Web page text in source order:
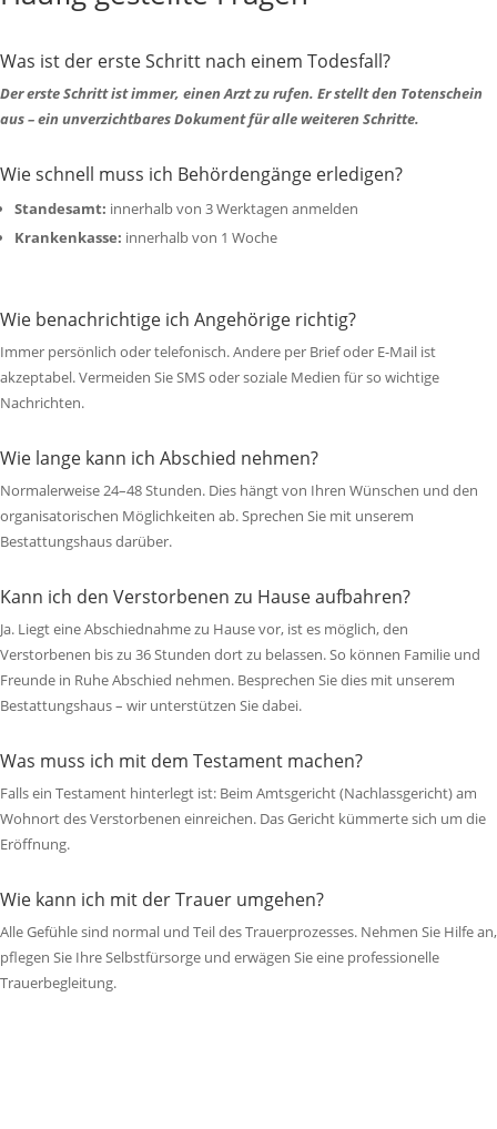
Was ist der erste Schritt nach einem Todesfall?
Der erste Schritt ist immer, einen Arzt zu rufen. Er stellt den Totenschein
aus – ein unverzichtbares Dokument für alle weiteren Schritte.
Wie schnell muss ich Behördengänge erledigen?
Standesamt: innerhalb von 3 Werktagen anmelden
Krankenkasse: innerhalb von 1 Woche
Wie benachrichtige ich Angehörige richtig?
Immer persönlich oder telefonisch. Andere per Brief oder E-Mail ist
akzeptabel. Vermeiden Sie SMS oder soziale Medien für so wichtige
Nachrichten.
Wie lange kann ich Abschied nehmen?
Normalerweise 24–48 Stunden. Dies hängt von Ihren Wünschen und den
organisatorischen Möglichkeiten ab. Sprechen Sie mit unserem
Bestattungshaus darüber.
Kann ich den Verstorbenen zu Hause aufbahren?
Ja. Liegt eine Abschiednahme zu Hause vor, ist es möglich, den
Verstorbenen bis zu 36 Stunden dort zu belassen. So können Familie und
Freunde in Ruhe Abschied nehmen. Besprechen Sie dies mit unserem
Bestattungshaus – wir unterstützen Sie dabei.
Was muss ich mit dem Testament machen?
Falls ein Testament hinterlegt ist: Beim Amtsgericht (Nachlassgericht) am
Wohnort des Verstorbenen einreichen. Das Gericht kümmerte sich um die
Eröffnung.
Wie kann ich mit der Trauer umgehen?
Alle Gefühle sind normal und Teil des Trauerprozesses. Nehmen Sie Hilfe an,
pflegen Sie Ihre Selbstfürsorge und erwägen Sie eine professionelle
Trauerbegleitung.